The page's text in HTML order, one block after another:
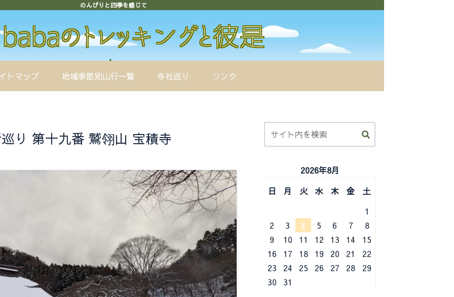
のんびりと四季を感じて
トマップ 地域季節別山行一覧 寺社巡り リンク
り 第十九番 鷲翎山 宝積寺
2026年8月
日
月 火 水 木 金
土
1
2
3 4 5 6 7
8
9
10 11 12 13 14
15
16
17 18 19 20 21
22
23
24 25 26 27 28
29
30
31